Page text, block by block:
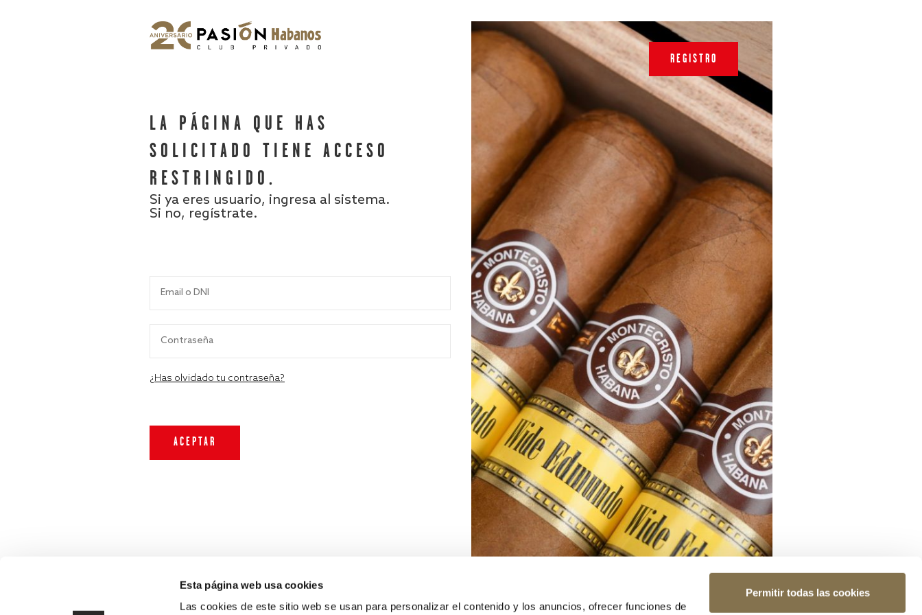
Esta página web usa cookies
Las cookies de este sitio web se usan para personalizar el contenido y los anuncios, ofrecer funciones de
Permitir todas las cookies
LA PÁGINA QUE HAS
SOLICITADO TIENE ACCESO
RESTRINGIDO.
Si ya eres usuario, ingresa al sistema.
Si no, regístrate.
¿Has olvidado tu contraseña?
REGISTRO